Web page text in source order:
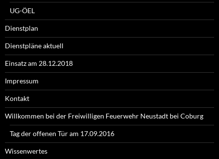
UG-ÖEL
Dienstplan
Dienstpläne aktuell
Einsatz am 28.12.2018
Impressum
Kontakt
Willkommen bei der Freiwilligen Feuerwehr Neustadt bei Coburg
Tag der offenen Tür am 17.09.2016
Wissenwertes